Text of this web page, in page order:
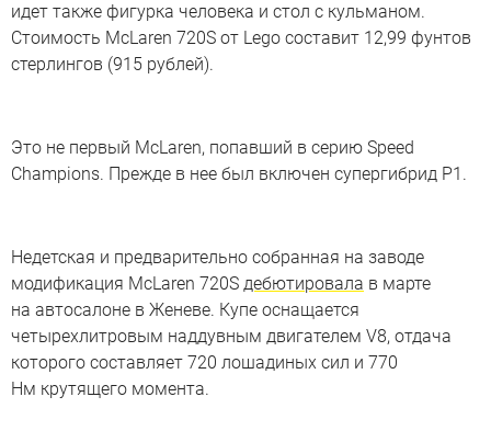
идет также фигурка человека и стол с кульманом.
Стоимость McLaren 720S от Lego составит 12,99 фунтов
стерлингов (915 рублей).
Это не первый McLaren, попавший в серию Speed
Champions. Прежде в нее был включен супергибрид P1.
Недетская и предварительно собранная на заводе
модификация McLaren 720S дебютировала в марте
на автосалоне в Женеве. Купе оснащается
четырехлитровым наддувным двигателем V8, отдача
которого составляет 720 лошадиных сил и 770
Нм крутящего момента.